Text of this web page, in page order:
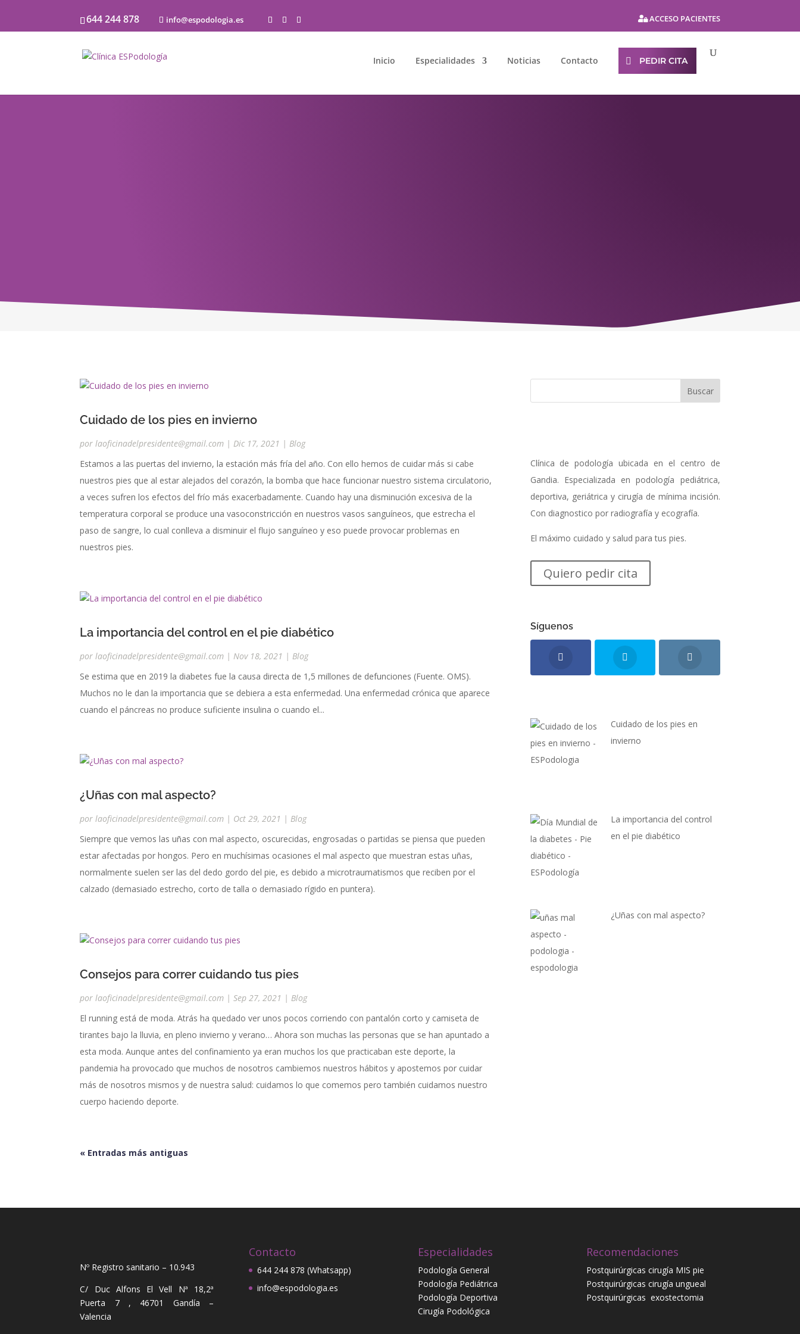
644 244 878 info@espodologia.es ACCESO PACIENTES
Inicio Especialidades Noticias Contacto PEDIR CITA
Cuidado de los pies en invierno
porlaoficinadelpresidente@gmail.com |Dic 17, 2021 |Blog
Estamos a las puertas del invierno, la estación más fría del año. Con ello hemos de cuidar más si cabe
nuestros pies que al estar alejados del corazón, la bomba que hace funcionar nuestro sistema circulatorio,
a veces sufren los efectos del frío más exacerbadamente. Cuando hay una disminución excesiva de la
temperatura corporal se produce una vasoconstricción en nuestros vasos sanguíneos, que estrecha el
paso de sangre, lo cual conlleva a disminuir el flujo sanguíneo y eso puede provocar problemas en
nuestros pies.
La importancia del control en el pie diabético
porlaoficinadelpresidente@gmail.com |Nov 18, 2021 |Blog
Se estima que en 2019 la diabetes fue la causa directa de 1,5 millones de defunciones (Fuente. OMS).
Muchos no le dan la importancia que se debiera a esta enfermedad. Una enfermedad crónica que aparece
cuando el páncreas no produce suficiente insulina o cuando el...
¿Uñas con mal aspecto?
porlaoficinadelpresidente@gmail.com | Oct 29, 2021 |Blog
Siempre que vemos las uñas con mal aspecto, oscurecidas, engrosadas o partidas se piensa que pueden
estar afectadas por hongos. Pero en muchísimas ocasiones el mal aspecto que muestran estas uñas,
normalmente suelen ser las del dedo gordo del pie, es debido a microtraumatismos que reciben por el
calzado (demasiado estrecho, corto de talla o demasiado rígido en puntera).
Consejos para correr cuidando tus pies
porlaoficinadelpresidente@gmail.com |Sep 27, 2021 |Blog
El running está de moda. Atrás ha quedado ver unos pocos corriendo con pantalón corto y camiseta de
tirantes bajo la lluvia, en pleno invierno y verano… Ahora son muchas las personas que se han apuntado a
esta moda. Aunque antes del confinamiento ya eran muchos los que practicaban este deporte, la
pandemia ha provocado que muchos de nosotros cambiemos nuestros hábitos y apostemos por cuidar
más de nosotros mismos y de nuestra salud: cuidamos lo que comemos pero también cuidamos nuestro
cuerpo haciendo deporte.
« Entradas más antiguas
Clínica de podología ubicada en el centro de
Gandia. Especializada en podología pediátrica,
deportiva, geriátrica y cirugía de mínima incisión.
Con diagnostico por radiografía y ecografía.
El máximo cuidado y salud para tus pies.
Quiero pedir cita
Síguenos
Cuidado de los pies en
invierno
La importancia del control
en el pie diabético
¿Uñas con mal aspecto?
Nº Registro sanitario – 10.943
C/ Duc Alfons El Vell Nª 18,2ª
Puerta 7 , 46701 Gandía –
Valencia
Contacto
644 244 878 (Whatsapp)
info@espodologia.es
Especialidades
Podología General
Podología Pediátrica
Podología Deportiva
Cirugía Podológica
Recomendaciones
Postquirúrgicas cirugía MIS pie
Postquirúrgicas cirugía ungueal
Postquirúrgicasexostectomia